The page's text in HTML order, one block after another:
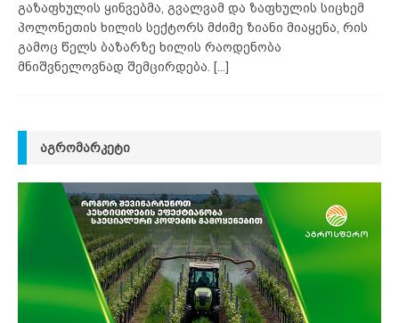
გაზაფხულის ყინვებმა, გვალვამ და ზაფხულის სიცხემ
პოლონეთის ხილის სექტორს მძიმე ზიანი მიაყენა, რის
გამოც წელს ბაზარზე ხილის რაოდენობა
მნიშვნელოვნად შემცირდება. [...]
ᲐᲒᲠᲝᲛᲐᲠᲙᲔᲢᲘ